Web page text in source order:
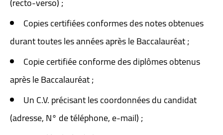
Copies certifiées conformes des notes obtenues
durant toutes les années après le Baccalauréat ;
Copie certifiée conforme des diplômes obtenus
après le Baccalauréat ;
Un C.V. précisant les coordonnées du candidat
(adresse, N° de téléphone, e-mail) ;